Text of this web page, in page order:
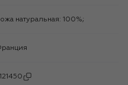
Кожа натуральная: 100%;
Франция